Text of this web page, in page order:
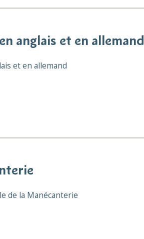
anglais et en allemand
et en allemand
de la Manécanterie